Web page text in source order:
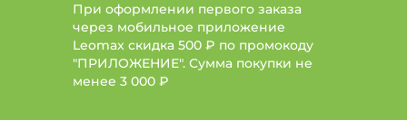
При оформлении первого заказа
через мобильное приложение
Leomax скидка 500 ₽ по промокоду
"ПРИЛОЖЕНИЕ". Сумма покупки не
менее 3 000 ₽